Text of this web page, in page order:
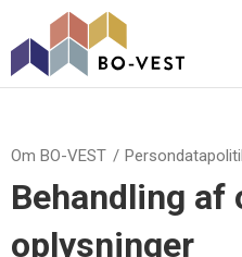
gå til indhold
Om BO-VEST
Behandling af
oplysninger